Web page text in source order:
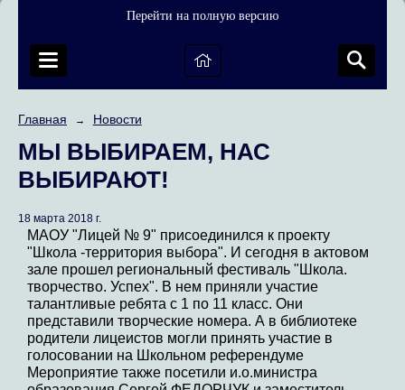
Перейти на полную версию
Главная → Новости
МЫ ВЫБИРАЕМ, НАС
ВЫБИРАЮТ!
18 марта 2018 г.
МАОУ "Лицей № 9" присоединился к проекту
"Школа -территория выбора". И сегодня в актовом
зале прошел региональный фестиваль "Школа.
творчество. Успех". В нем приняли участие
талантливые ребята с 1 по 11 класс. Они
представили творческие номера. А в библиотеке
родители лицеистов могли принять участие в
голосовании на Школьном референдуме
Мероприятие также посетили и.о.министра